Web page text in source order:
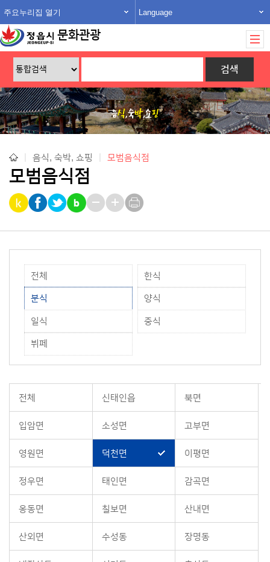
주요누리집 열기 Language
문화관광
음식, 숙박, 쇼핑 모범음식점
모범음식점
전체 한식
분식 양식
일식 중식
뷔페
전체 신태인읍 북면
입암면 소성면 고부면
영원면 덕천면 이평면
정우면 태인면 감곡면
옹동면 칠보면 산내면
산외면 수성동 장명동